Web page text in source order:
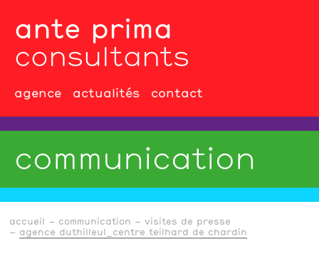
ante prima
consultants
agence actualités contact
communication
accueil communication
visites de presse
agence duthilleul_centre teilhard de chardin